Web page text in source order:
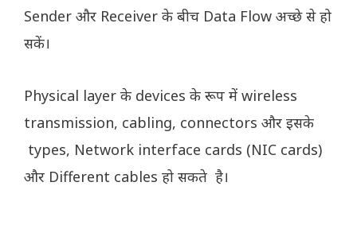
Sender और Receiver के बीच Data Flow अच्छे से हो
सकें।
Physical layer के devices के रूप में wireless
transmission, cabling, connectors और इसके
types, Network interface cards (NIC cards)
और Different cables हो सकते है।